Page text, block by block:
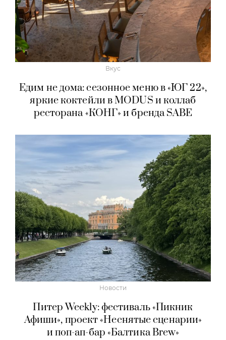
Вкус
Едим не дома: сезонное меню в «ЮГ 22»,
яркие коктейли в MODUS и коллаб
ресторана «КОНГ» и бренда SABE
Новости
Питер Weekly: фестиваль «Пикник
Афиши», проект «Неснятые сценарии»
и поп-ап-бар «Балтика Brew»